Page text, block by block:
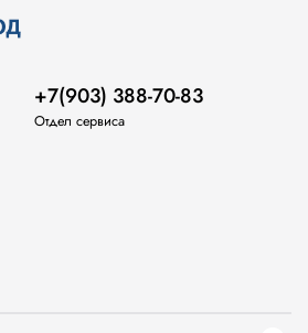
+7(903) 388-70-83
Отдел сервиса